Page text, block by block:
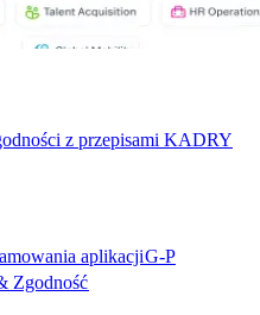
z przepisami KADRY
aplikacji​​G-P
Zgodność​​